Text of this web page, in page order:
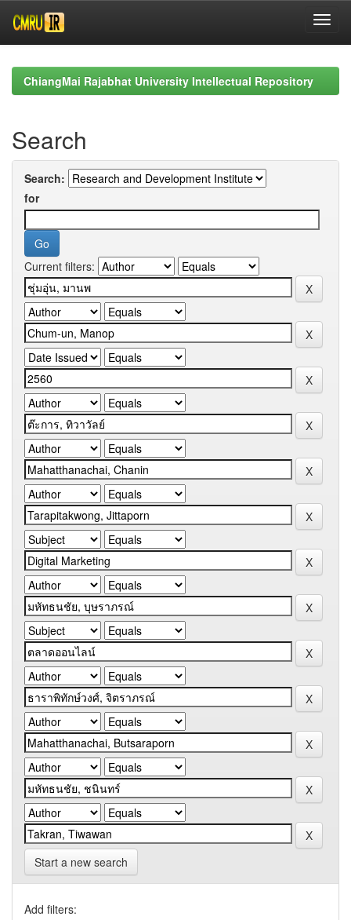
navigationChiangMai Rajabhat University Intellectual Repository
Search
Search:
for
Current filters:
Start a new search
Add filters: